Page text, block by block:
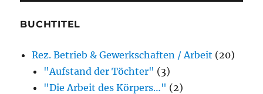
besprochenen
erwähnten
Bücher)
BUCHTITEL
Rez. Betrieb & Gewerkschaften / Arbeit (20)
"Aufstand der Töchter" (3)
"Die Arbeit des Körpers…" (2)